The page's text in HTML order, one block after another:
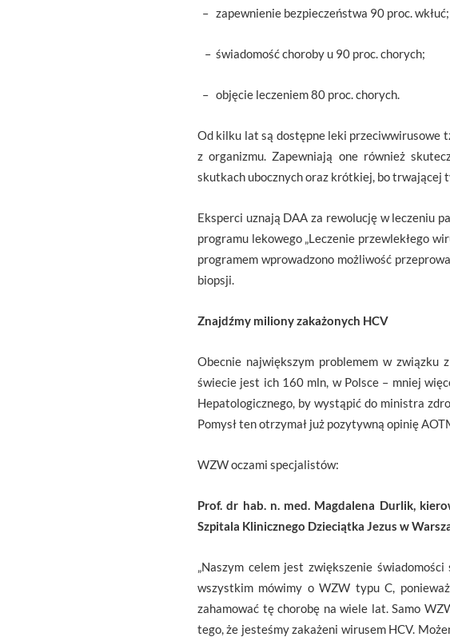
– zapewnienie bezpieczeństwa 90 proc. wkłuć;
– świadomość choroby u 90 proc. chorych;
– objęcie leczeniem 80 proc. chorych.
Od kilku lat są dostępne leki przeciwwirusowe
z organizmu. Zapewniają one również
skutkach ubocznych oraz krótkiej, bo trwającej
Eksperci uznają DAA za rewolucję w leczeniu
programu lekowego „Leczenie przewlekłego
programem wprowadzono możliwość
biopsji.
Znajdźmy miliony zakażonych HCV
Obecnie największym problemem w związku
świecie jest ich 160 mln, w Polsce – mniej
Hepatologicznego, by wystąpić do ministra
Pomysł ten otrzymał już pozytywną opinię
WZW oczami specjalistów:
Prof. dr hab. n. med. Magdalena Durlik,
Szpitala Klinicznego Dzieciątka Jezus w
„Naszym celem jest zwiększenie
wszystkim mówimy o WZW typu C,
zahamować tę chorobę na wiele lat. Samo
tego, że jesteśmy zakażeni wirusem HCV.